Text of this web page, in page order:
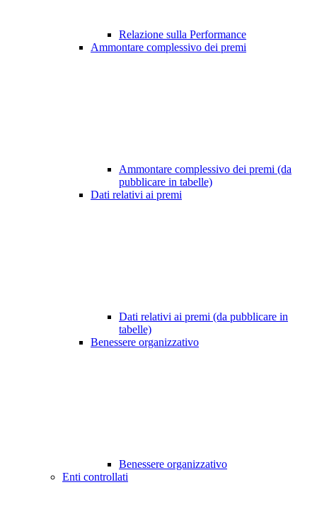
Relazione sulla Performance
Ammontare complessivo dei premi
Ammontare complessivo dei premi (da
pubblicare in tabelle)
Dati relativi ai premi
Dati relativi ai premi (da pubblicare in
tabelle)
Benessere organizzativo
Benessere organizzativo
Enti controllati